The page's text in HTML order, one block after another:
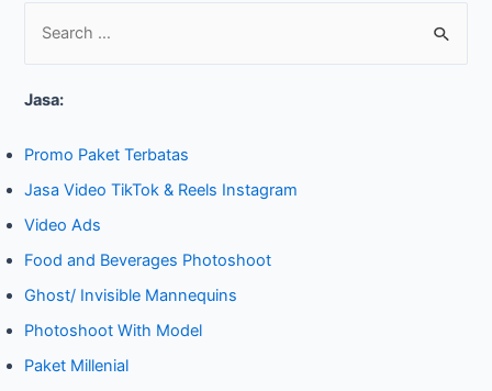
e
a
c
h
f
o
r
:
Jasa:
Promo Paket Terbatas
Jasa Video TikTok & Reels Instagram
Video Ads
Food and Beverages Photoshoot
Ghost/ Invisible Mannequins
Photoshoot With Model
Paket Millenial